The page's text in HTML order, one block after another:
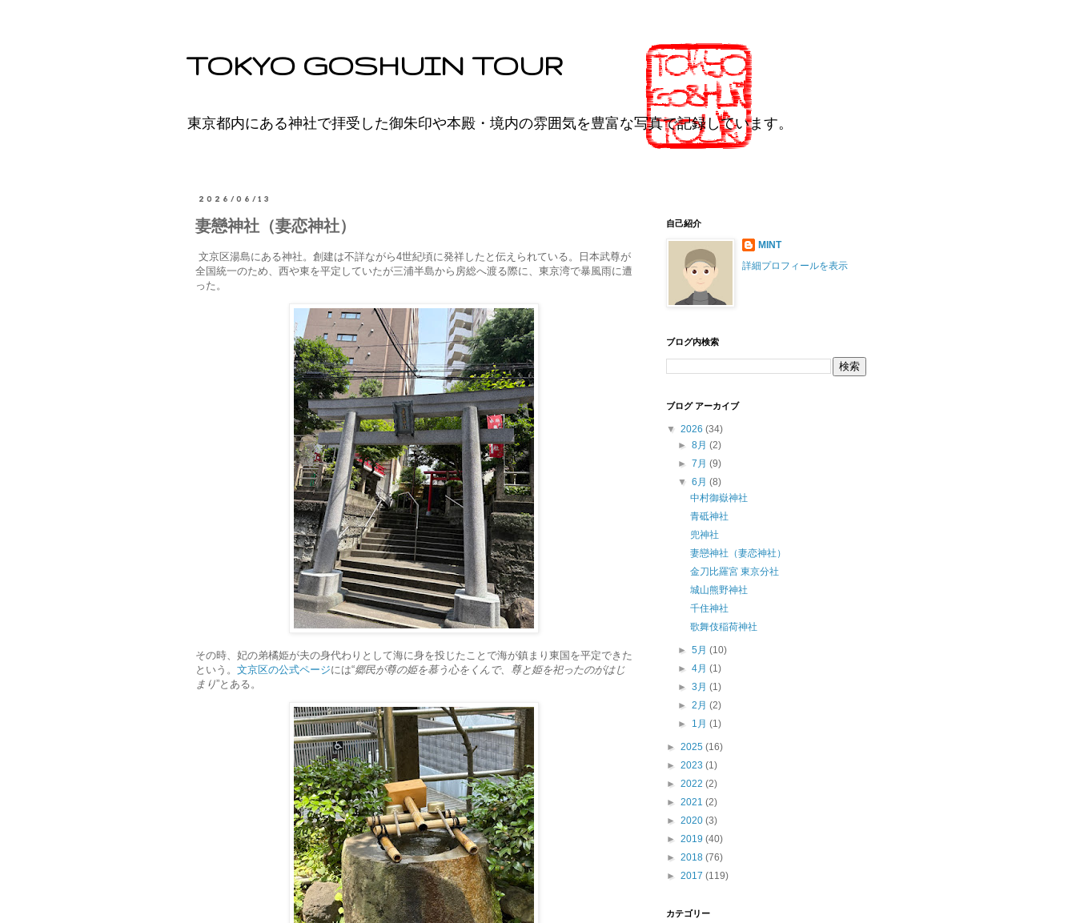
TOKYO GOSHUIN TOUR
東京都内にある神社で拝受した御朱印や本殿・境内の雰囲気を豊富な写真で記録しています。
2026/06/13
妻戀神社（妻恋神社）
文京区湯島にある神社。創建は不詳ながら4世紀頃に発祥したと伝えられている。日本武尊が
全国統一のため、西や東を平定していたが三浦半島から房総へ渡る際に、東京湾で暴風雨に遭
った。
その時、妃の弟橘姫が夫の身代わりとして海に身を投じたことで海が鎮まり東国を平定できた
という。 文京区の公式ページには“郷民が尊の姫を慕う心をくんで、尊と姫を祀ったのがはじ
まり”とある。
自己紹介
MINT
詳細プロフィールを表示
ブログ内検索
ブログ アーカイブ
▼ 2026 (34)
►8月(2)
►7月(9)
▼6月(8)
中村御嶽神社
青砥神社
兜神社
妻戀神社（妻恋神社）
金刀比羅宮 東京分社
城山熊野神社
千住神社
歌舞伎稲荷神社
►5月(10)
►4月(1)
►3月(1)
►2月(2)
► 1月(1)
► 2025 (16)
► 2023 (1)
► 2022 (2)
► 2021 (2)
► 2020 (3)
► 2019 (40)
► 2018 (76)
► 2017 (119)
カテゴリー